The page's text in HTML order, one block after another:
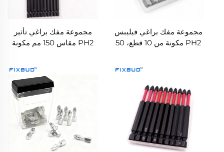
مجموعة مفك براغي فيليبس
PH2 مكونة من 10 قطع، 50
مجموعة مفك براغي تأثير
PH2 مقاس 150 مم مكونة
سبيكة S2 عالية الصلابة،
للأدوات الكهربائية